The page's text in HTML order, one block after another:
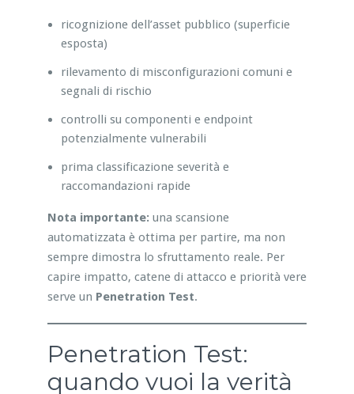
ricognizione dell’asset pubblico (superficie
esposta)
rilevamento di misconfigurazioni comuni e
segnali di rischio
controlli su componenti e endpoint
potenzialmente vulnerabili
prima classificazione severità e
raccomandazioni rapide
Nota importante: una scansione
automatizzata è ottima per partire, ma non
sempre dimostra lo sfruttamento reale. Per
capire impatto, catene di attacco e priorità vere
serve un Penetration Test.
Penetration Test:
quando vuoi la verità